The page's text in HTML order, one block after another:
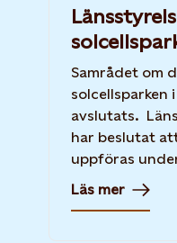
Samrådet om
solcellsparken
avslutats.
har beslutat
uppföras
Läs mer